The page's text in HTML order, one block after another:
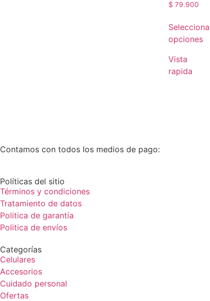
$ 79.900
opciones
Vista
rapida
Contamos con todos los medios de pago:
Políticas del sitio
Términos y condiciones
Tratamiento de datos
Politica de garantía
Politica de envíos
Categorías
Celulares
Accesorios
Cuidado personal
Ofertas